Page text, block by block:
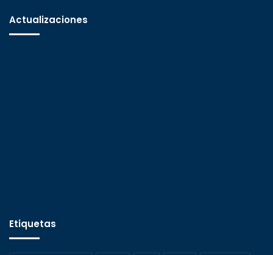
Actualizaciones
Etiquetas